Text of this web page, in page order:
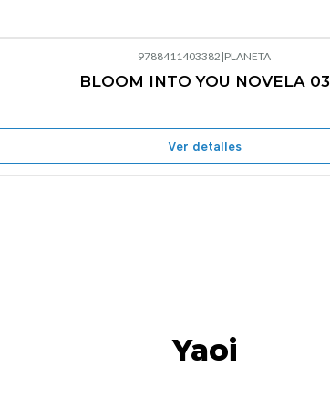
9788411403382 |PLANETA
BLOOM INTO YOU NOVELA 03
Ver detalles
Yaoi